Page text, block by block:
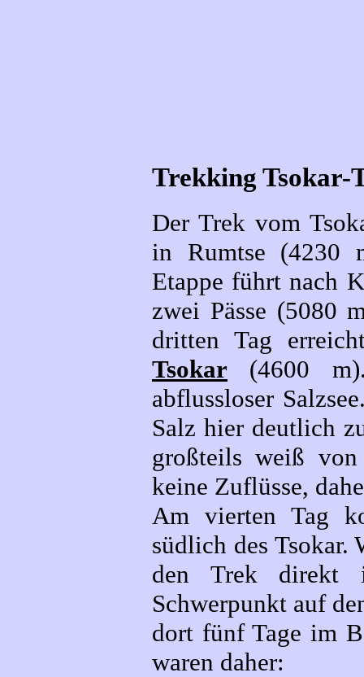
Trekking Tsokar-
Der Trek vom
in Rumtse (4230
Etappe führt nach
zwei Pässe (5080
dritten Tag
Tsokar (4600
abflussloser
Salz hier deutlich
großteils weiß von
keine Zuflüsse,
Am vierten Tag
südlich des Tsokar.
den Trek direkt
Schwerpunkt auf
dort fünf Tage im
waren daher: